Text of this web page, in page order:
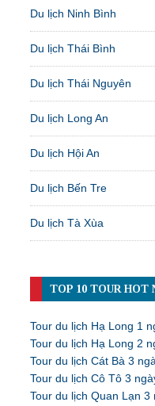
Du lịch Ninh Bình
Du lịch Thái Bình
Du lịch Thái Nguyên
Du lịch Long An
Du lịch Hội An
Du lịch Bến Tre
Du lịch Tà Xùa
TOP 10 TOUR HOT
Tour du lịch Hạ Long 1
Tour du lịch Hạ Long 2
Tour du lịch Cát Bà 3
Tour du lịch Cô Tô 3
Tour du lịch Quan Lạn 3